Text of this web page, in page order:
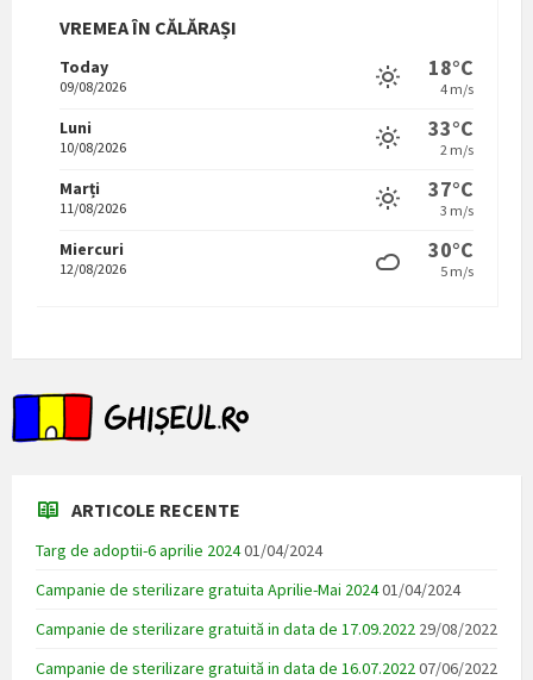
VREMEA ÎN CĂLĂRAȘI
Today
09/08/2026
18°C
4 m/s
Luni
10/08/2026
33°C
2 m/s
Marți
11/08/2026
37°C
3 m/s
Miercuri
12/08/2026
30°C
5 m/s
ARTICOLE RECENTE
Targ de adoptii-6 aprilie 202401/04/2024
Campanie de sterilizare gratuita Aprilie-Mai 202401/04/2024
Campanie de sterilizare gratuită in data de 17.09.2022 29/08/2022
Campanie de sterilizare gratuită in data de 16.07.202207/06/2022